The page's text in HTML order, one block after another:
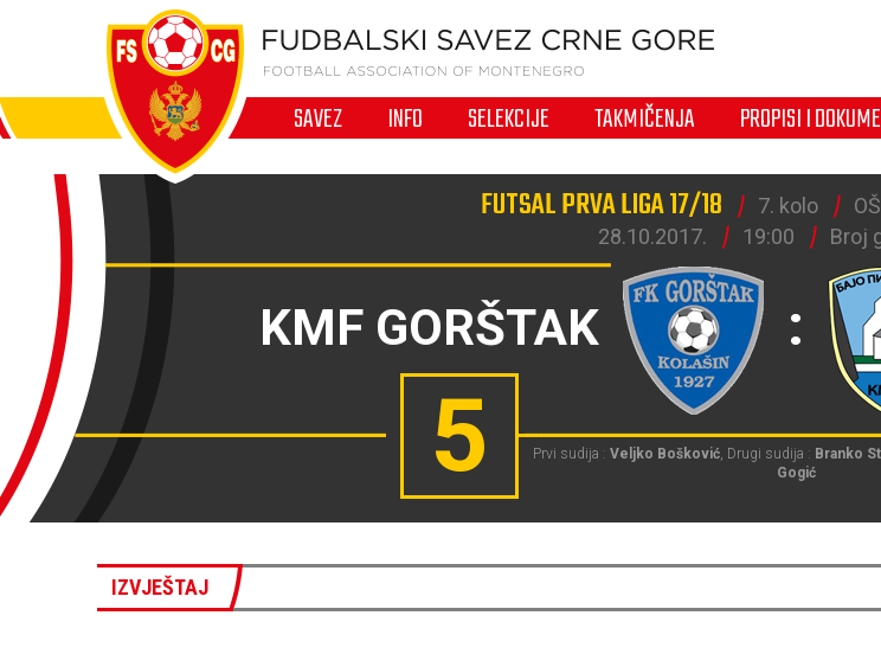
SAVEZ INFO SELEKCIJE TAKMIČENJA PROPISI I
FUTSAL PRVA LIGA 17/18 7. kolo
28.10.2017.
19:00 Broj
KMF GORŠTAK :
5 Prvi sudija : Veljko Bošković, Drugi sudija : Branko
Gogić
IZVJEŠTAJ